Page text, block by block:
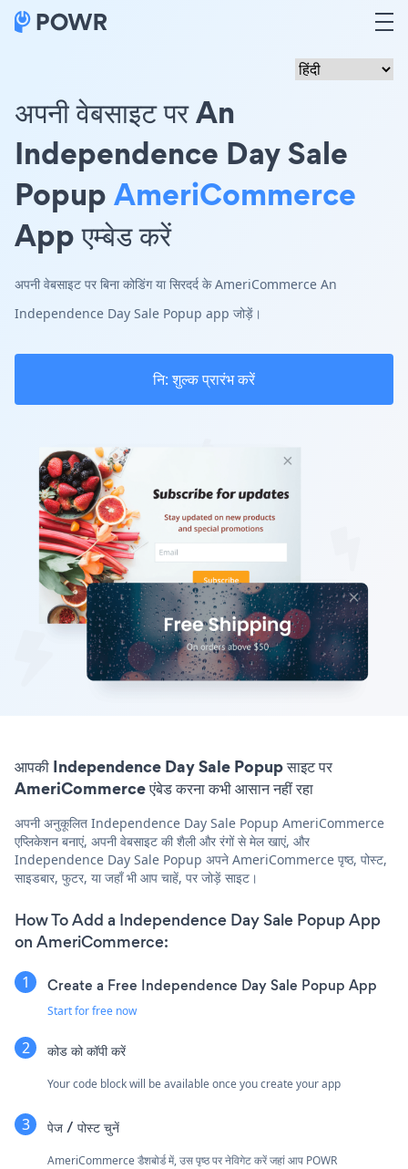
अपनी वेबसाइट पर An
Independence Day Sale
PopupAmeriCommerce
App एम्बेड करें
अपनी वेबसाइट पर बिना कोडिंग या सिरदर्द के AmeriCommerce An
Independence Day Sale Popup app जोड़ें।
नि: शुल्क प्रारंभ करें
आपकी Independence Day Sale Popup साइट पर
AmeriCommerce एंबेड करना कभी आसान नहीं रहा
अपनी अनुकूलित Independence Day Sale Popup AmeriCommerce
एप्लिकेशन बनाएं, अपनी वेबसाइट की शैली और रंगों से मेल खाएं, और
Independence Day Sale Popup अपने AmeriCommerce पृष्ठ, पोस्ट,
साइडबार, फुटर, या जहाँ भी आप चाहें, पर जोड़ें साइट।
How To Add a Independence Day Sale Popup App
on AmeriCommerce:
Create a Free Independence Day Sale Popup App
Start for free now
कोड को कॉपी करें
Your code block will be available once you create your app
पेज / पोस्ट चुनें
AmeriCommerce डैशबोर्ड में, उस पृष्ठ पर नेविगेट करें जहां आप POWR